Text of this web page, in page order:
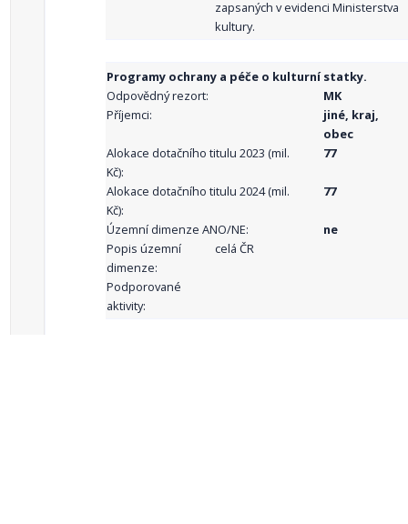
zapsaných v evidenci Ministerstva
kultury.
Programy ochrany a péče o kulturní statky.
Odpovědný rezort:
MK
Příjemci:
jiné, kraj,
obec
Alokace dotačního titulu 2023 (mil.
Kč):
77
Alokace dotačního titulu 2024 (mil.
Kč):
77
Územní dimenze ANO/NE:
ne
Popis územní
dimenze:
celá ČR
Podporované
aktivity: